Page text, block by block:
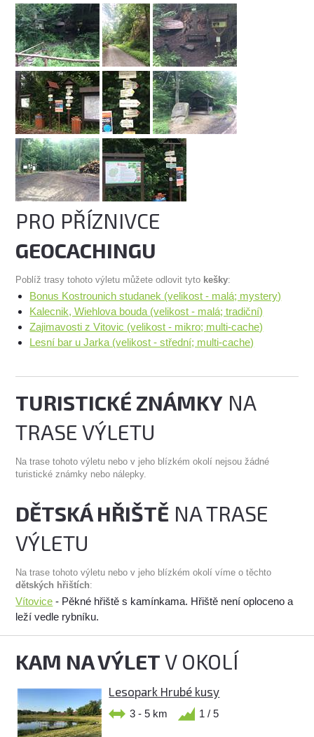
PRO PŘÍZNIVCE
GEOCACHINGU
Poblíž trasy tohoto výletu můžete odlovit tyto kešky:
Bonus Kostrounich studanek (velikost - malá; mystery)
Kalecnik, Wiehlova bouda (velikost - malá; tradiční)
Zajimavosti z Vitovic (velikost - mikro; multi-cache)
Lesní bar u Jarka (velikost - střední; multi-cache)
TURISTICKÉ ZNÁMKY NA
TRASE VÝLETU
Na trase tohoto výletu nebo v jeho blízkém okolí nejsou žádné
turistické známky nebo nálepky.
DĚTSKÁ HŘIŠTĚ NA TRASE
VÝLETU
Na trase tohoto výletu nebo v jeho blízkém okolí víme o těchto
dětských hřištích:
Vítovice - Pěkné hřiště s kamínkama. Hřiště není oploceno a
leží vedle rybníku.
KAM NA VÝLETV OKOLÍ
Lesopark Hrubé kusy
3 - 5 km 1 / 5